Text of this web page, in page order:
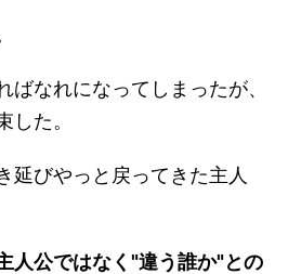
ばなれになってしまったが、
した。
延びやっと戻ってきた主人
人公ではなく"違う誰か"との